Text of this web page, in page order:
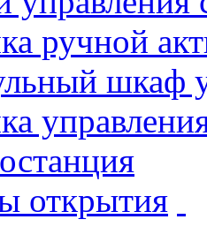
ручной
шкаф
открытия